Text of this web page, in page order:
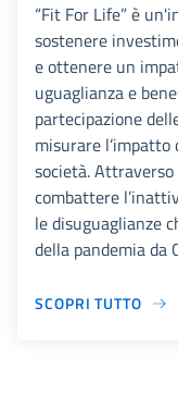
“Fit For Life” è
sostenere
e ottenere un
uguaglianza e
partecipazione
misurare l’impatto
società.
combattere
le disuguaglianze
della pandemia da
SCOPRI TUTTO